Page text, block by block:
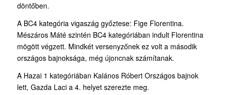
döntőben.
A BC4 kategória vigaszág győztese: Fige Florentina.
Mészáros Máté szintén BC4 kategóriában indult Florentina
mögött végzett. Mindkét versenyzőnek ez volt a második
országos bajnoksága, még újoncnak számítanak.
A Hazai 1 kategóriában Kalános Róbert Országos bajnok
lett, Gazda Laci a 4. helyet szerezte meg.